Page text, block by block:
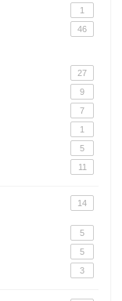
1
46
27
9
7
1
5
11
14
5
5
3